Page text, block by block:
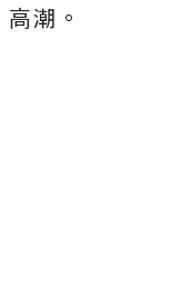
高潮。